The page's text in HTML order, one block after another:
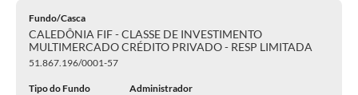
Fundo/Casca
CALEDÔNIA FIF - CLASSE DE INVESTIMENTO
MULTIMERCADO CRÉDITO PRIVADO - RESP LIMITADA
51.867.196/0001-57
Tipo do Fundo Administrador